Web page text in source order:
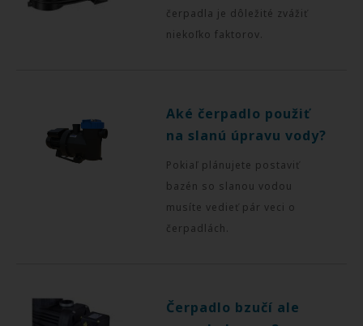
čerpadla je dôležité zvážiť
niekoľko faktorov.
Aké čerpadlo použiť
na slanú úpravu vody?
Pokiaľ plánujete postaviť
bazén so slanou vodou
musíte vedieť pár veci o
čerpadlách.
Čerpadlo bzučí ale